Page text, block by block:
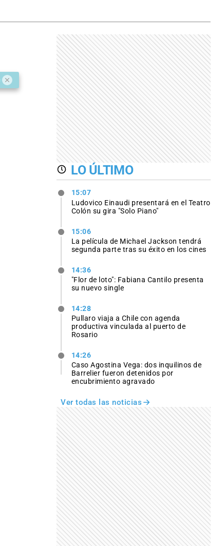
LO ÚLTIMO
15:07
Ludovico Einaudi presentará en el Teatro
Colón su gira "Solo Piano"
15:06
La película de Michael Jackson tendrá
segunda parte tras su éxito en los cines
14:36
"Flor de loto": Fabiana Cantilo presenta
su nuevo single
14:28
Pullaro viaja a Chile con agenda
productiva vinculada al puerto de
Rosario
14:26
Caso Agostina Vega: dos inquilinos de
Barrelier fueron detenidos por
encubrimiento agravado
Ver todas las noticias